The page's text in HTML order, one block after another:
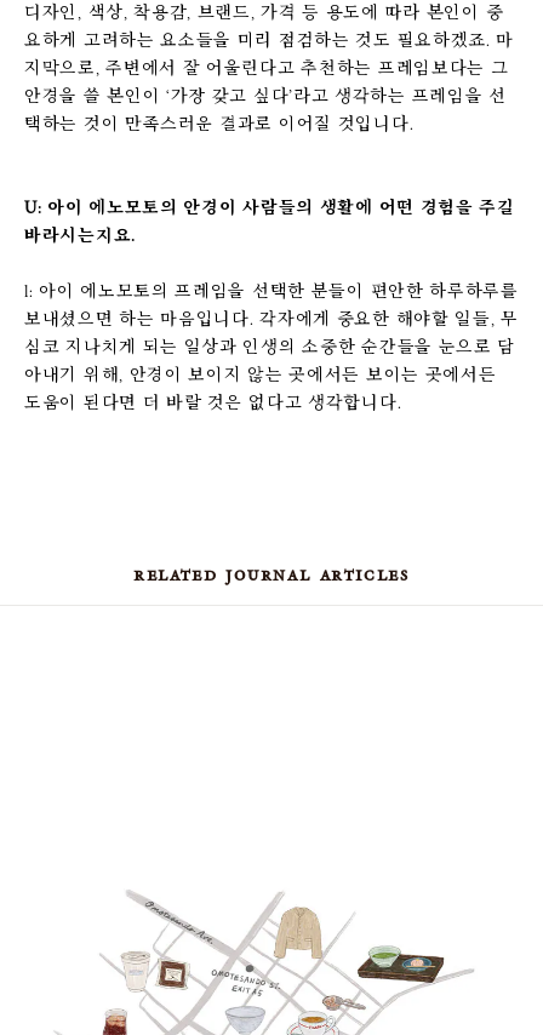
디자인, 색상, 착용감, 브랜드, 가격 등 용도에 따라 본인이 중
요하게 고려하는 요소들을 미리 점검하는 것도 필요하겠죠. 마
지막으로, 주변에서 잘 어울린다고 추천하는 프레임보다는 그
안경을 쓸 본인이 ‘가장 갖고 싶다’라고 생각하는 프레임을 선
택하는 것이 만족스러운 결과로 이어질 것입니다.
U: 아이 에노모토의 안경이 사람들의 생활에 어떤 경험을 주길
바라시는지요.
l: 아이 에노모토의 프레임을 선택한 분들이 편안한 하루하루를
보내셨으면 하는 마음입니다. 각자에게 중요한 해야할 일들, 무
심코 지나치게 되는 일상과 인생의 소중한 순간들을 눈으로 담
아내기 위해, 안경이 보이지 않는 곳에서든 보이는 곳에서든
도움이 된다면 더 바랄 것은 없다고 생각합니다.
related journal articles